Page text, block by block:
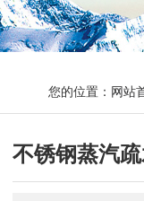
您的位置： 网站
不锈钢蒸汽